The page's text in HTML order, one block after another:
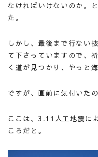
なければいけないのか。
た。
しかし、最後まで行ない
て下さっていますので、
く道が見つかり、やっと
ですが、直前に気付いたの
ここは、3.11人工地震に
ころだと。